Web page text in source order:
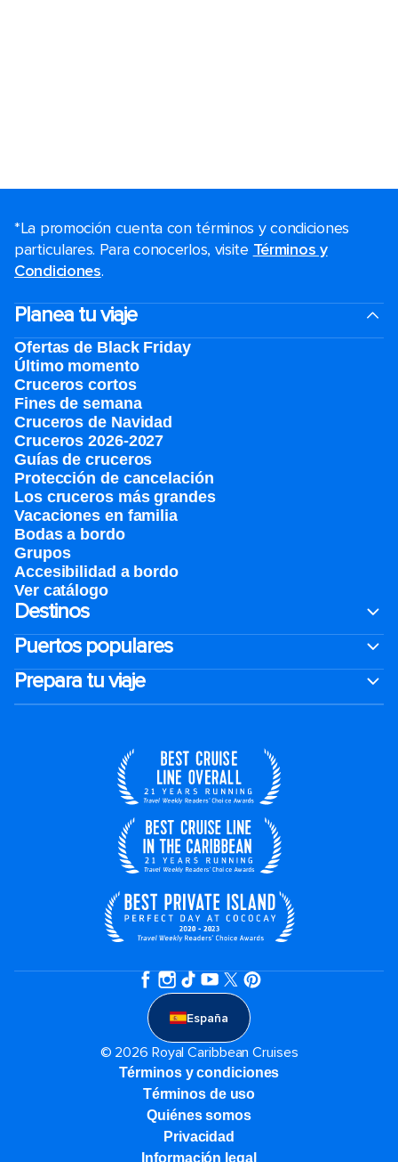
*La promoción cuenta con términos y condiciones
particulares. Para conocerlos, visite Términos y
Condiciones.
Planea tu viaje
Ofertas de Black Friday
Último momento
Cruceros cortos
Fines de semana
Cruceros de Navidad
Cruceros 2026-2027
Guías de cruceros
Protección de cancelación
Los cruceros más grandes
Vacaciones en familia
Bodas a bordo
Grupos
Accesibilidad a bordo
Ver catálogo
Destinos
Puertos populares
Prepara tu viaje
España
© 2026 Royal Caribbean Cruises
Términos y condiciones
Términos de uso
Quiénes somos
Privacidad
Información legal